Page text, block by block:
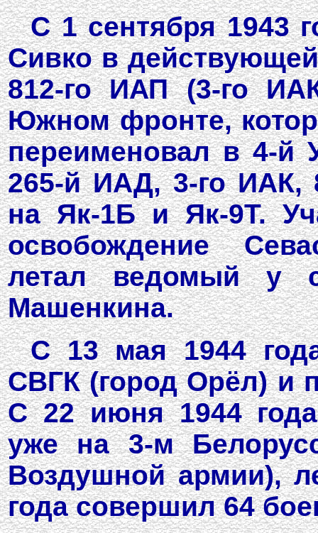
С 1 сентября 1943
Сивко в
812-го ИАП (3-го
Южном фронте,
переименовал в 4-й
265-й ИАД, 3-го ИАК,
на Як-1Б и Як-9Т.
освобождение
летал ведомый у
Машенкина.
С 13 мая 1944
СВГК (город Орёл) и
С 22 июня 1944
уже на 3-м
Воздушной армии),
года совершил 64